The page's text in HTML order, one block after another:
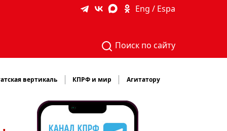
Eng / Espa
Поиск по сайту
вертикаль КПРФ и мир Агитатору